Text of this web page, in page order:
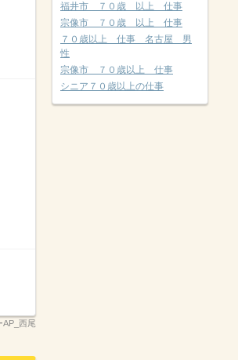
AP_西尾
福井市 ７０歳 以上 仕事
宗像市 ７０歳 以上 仕事
７０歳以上 仕事 名古屋 男
性
宗像市 ７０歳以上 仕事
シニア７０歳以上の仕事